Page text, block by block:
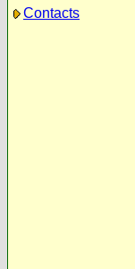
Contacts